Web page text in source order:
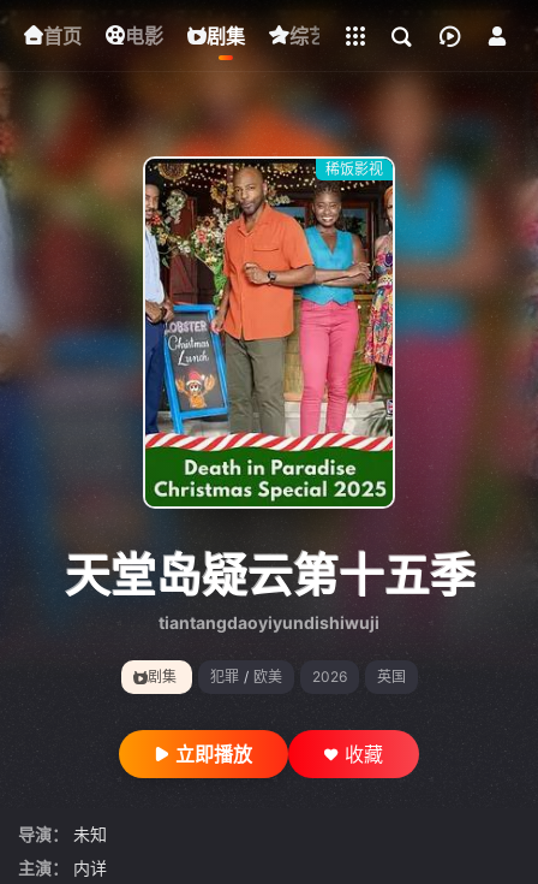
首页 电影 剧集 综艺 动漫 短剧
下载客户端
gt 0"}
稀饭影视
天堂岛疑云第十五季
tiantangdaoyiyundishiwuji
剧集 犯罪 / 欧美 2026 英国
立即播放 收藏
导演：
未知
主演：
内详